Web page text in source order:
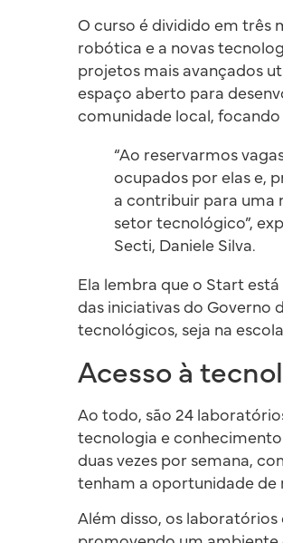
O curso é dividido em três
robótica e a novas
projetos mais avançados
espaço aberto para
comunidade local,
“Ao reservarmos
ocupados por elas e,
a contribuir para uma
setor tecnológico”,
Secti, Daniele Silva.
Ela lembra que o Start
das iniciativas do Governo
tecnológicos, seja na
Acesso à
Ao todo, são 24
tecnologia e conhecimento
duas vezes por semana,
tenham a oportunidade de
Além disso, os